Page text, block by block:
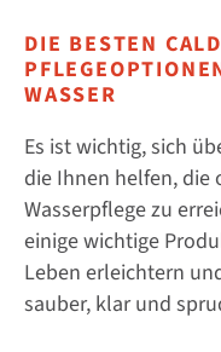
DIE BESTEN
WASSER
Es ist wichtig, sich
die Ihnen helfen,
Wasserpflege zu
einige wichtige
Leben erleichtern
sauber, klar und